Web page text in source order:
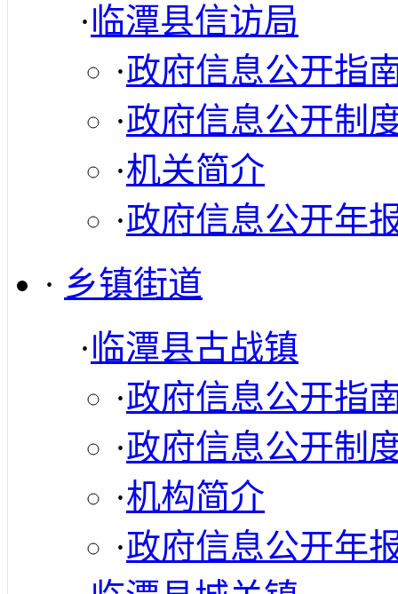
·临潭县信访局
·政府信息公开指
·政府信息公开制
·机关简介
·政府信息公开年
· 乡镇街道
·临潭县古战镇
·政府信息公开指
·政府信息公开制
·机构简介
·政府信息公开年